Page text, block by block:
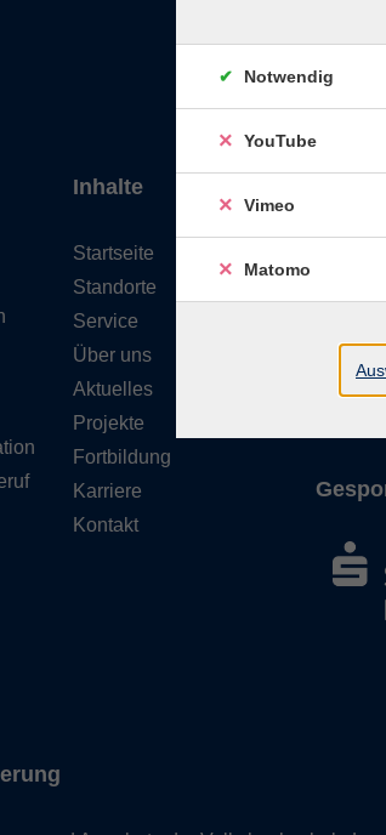
Inhalte
Startseite
Standorte
Service
Über uns
Aktuelles
Projekte
Fortbildung
Karriere
Kontakt
Vertrag
Notwendig
YouTube
Vimeo
Matomo